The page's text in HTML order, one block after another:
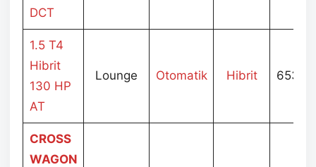
DCT
1.5 T4
Hibrit
130 HP
AT
Lounge Otomatik Hibrit
CROSS
WAGON